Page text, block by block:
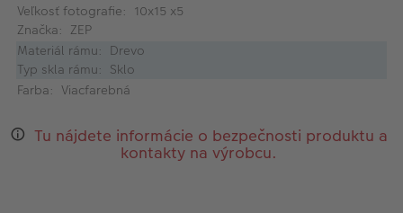
Veľkosť fotografie: 10x15 x5
Značka: ZEP
Materiál rámu: Drevo
Typ skla rámu: Sklo
Farba: Viacfarebná
Tu nájdete informácie o bezpečnosti produktu a
kontakty na výrobcu.